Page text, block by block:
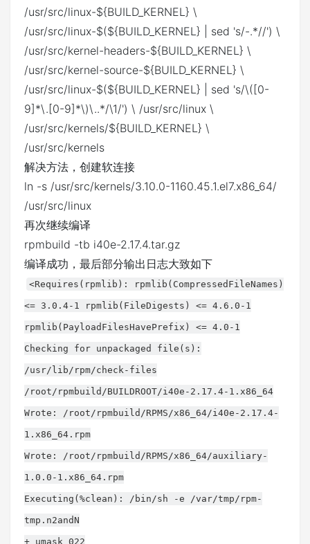
/usr/src/linux-${BUILD_KERNEL} \
/usr/src/linux-$(${BUILD_KERNEL} | sed 's/-.*//') \
/usr/src/kernel-headers-${BUILD_KERNEL} \
/usr/src/kernel-source-${BUILD_KERNEL} \
/usr/src/linux-$(${BUILD_KERNEL} | sed 's/\([0-
9]*\.[0-9]*\)\..*/\1/') \ /usr/src/linux \
/usr/src/kernels/${BUILD_KERNEL} \
/usr/src/kernels
解决方法，创建软连接
ln -s /usr/src/kernels/3.10.0-1160.45.1.el7.x86_64/
/usr/src/linux
再次继续编译
rpmbuild -tb i40e-2.17.4.tar.gz
编译成功，最后部分输出日志大致如下
<Requires(rpmlib): rpmlib(CompressedFileNames)
<= 3.0.4-1 rpmlib(FileDigests) <= 4.6.0-1
rpmlib(PayloadFilesHavePrefix) <= 4.0-1
Checking for unpackaged file(s):
/usr/lib/rpm/check-files
/root/rpmbuild/BUILDROOT/i40e-2.17.4-1.x86_64
Wrote: /root/rpmbuild/RPMS/x86_64/i40e-2.17.4-
1.x86_64.rpm
Wrote: /root/rpmbuild/RPMS/x86_64/auxiliary-
1.0.0-1.x86_64.rpm
Executing(%clean): /bin/sh -e /var/tmp/rpm-
tmp.n2andN
+ umask 022